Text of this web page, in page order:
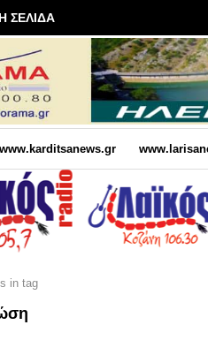
ΣΕΛΙΔΑ
www.karditsanews.gr
in tag